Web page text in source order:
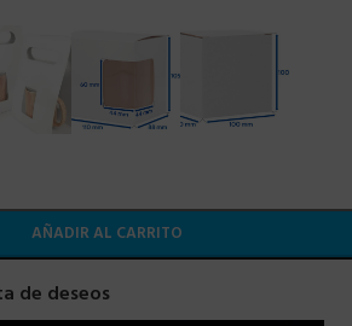
AÑADIR AL CARRITO
de deseos